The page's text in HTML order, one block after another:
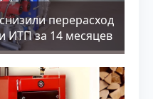
перерасход
ИТП за 14 месяцев